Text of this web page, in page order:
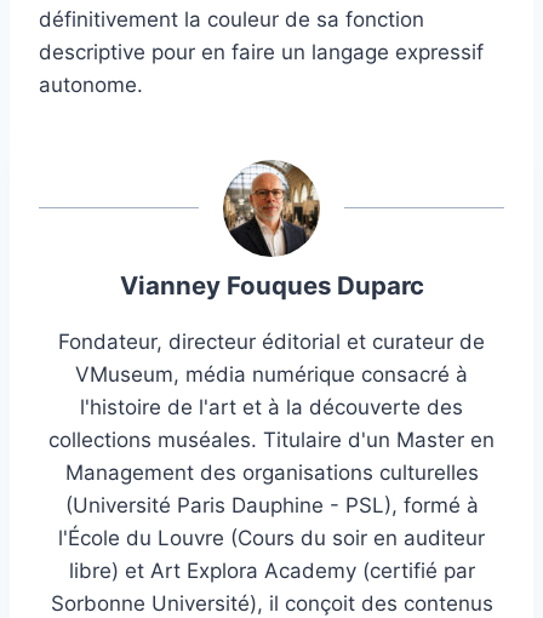
définitivement la couleur de sa fonction
descriptive pour en faire un langage expressif
autonome.
Vianney Fouques Duparc
Fondateur, directeur éditorial et curateur de
VMuseum, média numérique consacré à
l'histoire de l'art et à la découverte des
collections muséales. Titulaire d'un Master en
Management des organisations culturelles
(Université Paris Dauphine - PSL), formé à
l'École du Louvre (Cours du soir en auditeur
libre) et Art Explora Academy (certifié par
Sorbonne Université), il conçoit des contenus